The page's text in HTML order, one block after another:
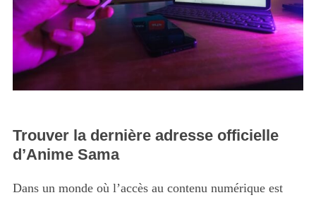
Trouver la dernière adresse officielle
d’Anime Sama
Dans un monde où l’accès au contenu numérique est